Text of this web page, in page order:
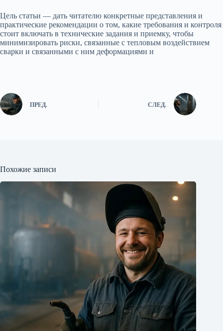
Цель статьи — дать читателю конкретные представления и
практические рекомендации о том, какие требования и контроля
стоит включать в технические задания и приемку, чтобы
минимизировать риски, связанные с тепловым воздействием
сварки и связанными с ним деформациями и
ПРЕД. СЛЕД.
Похожие записи